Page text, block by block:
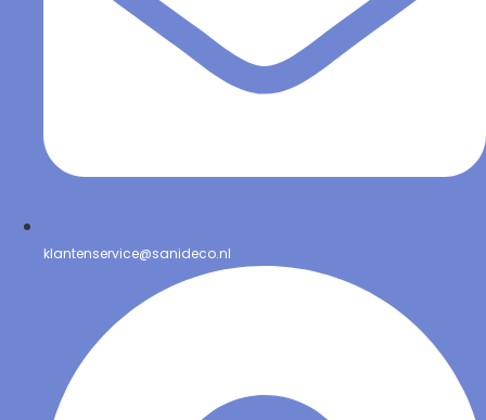
klantenservice@sanideco.nl